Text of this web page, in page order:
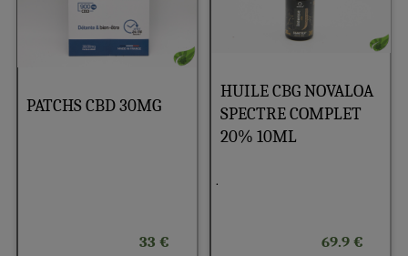
PATCHS CBD 30MG
33 €
HUILE CBG NOVALOA
SPECTRE COMPLET
20% 10ML
69.9 €